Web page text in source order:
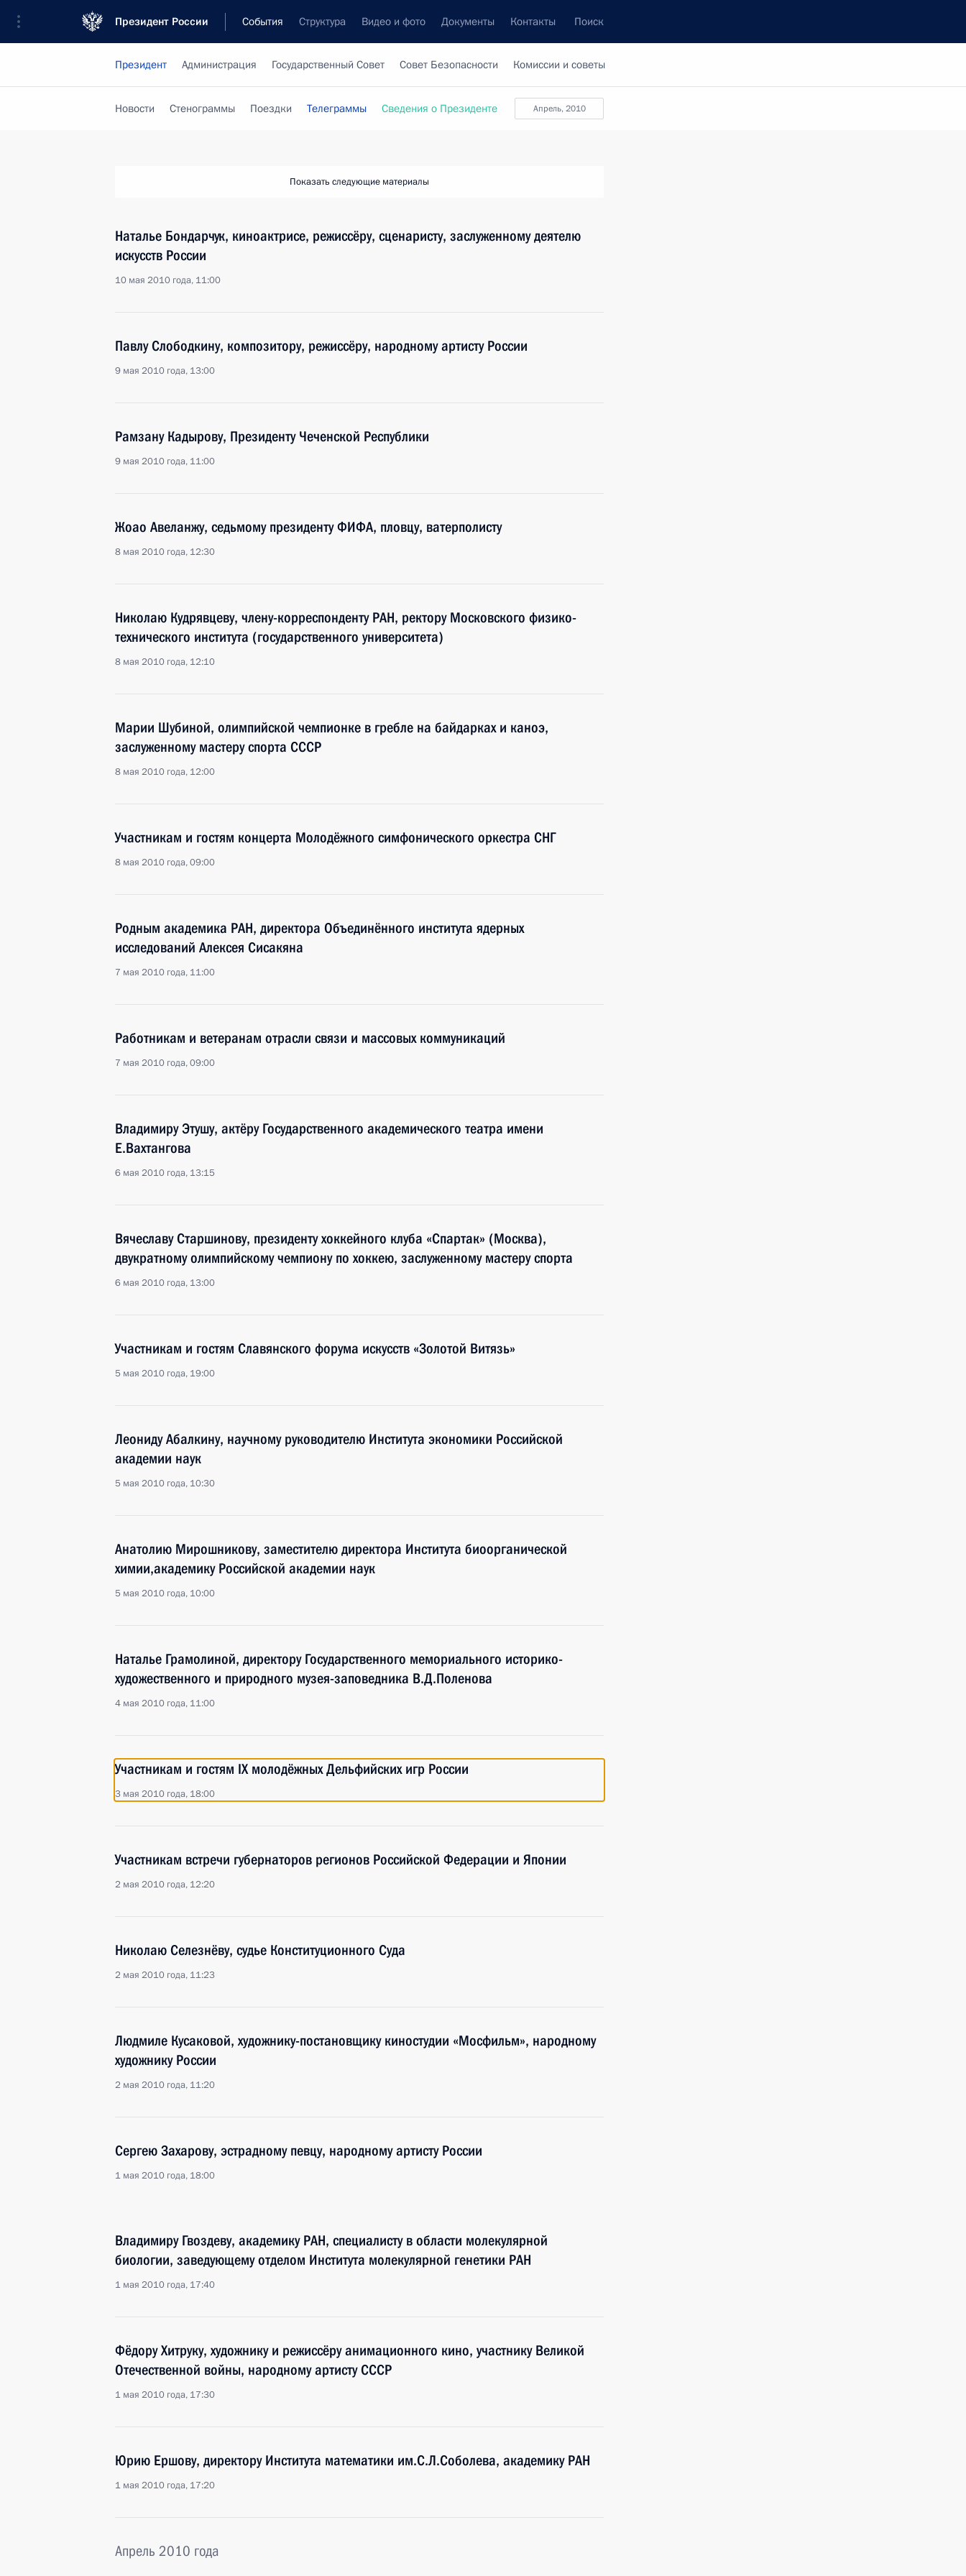
Президент России События Структура Видео и фото Документы Контакты Поиск
Президент Администрация Государственный Совет Совет Безопасности Комиссии и советы
апрель, 2010
Новости Стенограммы Поездки Телеграммы Сведения о Президенте
Показать следующие материалы
Наталье Бондарчук, киноактрисе, режиссёру, сценаристу, заслуженному деятелю
искусств России
10 мая 2010 года, 11:00
Павлу Слободкину, композитору, режиссёру, народному артисту России
9 мая 2010 года, 13:00
Рамзану Кадырову, Президенту Чеченской Республики
9 мая 2010 года, 11:00
Жоао Авеланжу, седьмому президенту ФИФА, пловцу, ватерполисту
8 мая 2010 года, 12:30
Николаю Кудрявцеву, члену-корреспонденту РАН, ректору Московского физико-
технического института (государственного университета)
8 мая 2010 года, 12:10
Марии Шубиной, олимпийской чемпионке в гребле на байдарках и каноэ,
заслуженному мастеру спорта СССР
8 мая 2010 года, 12:00
Участникам и гостям концерта Молодёжного симфонического оркестра СНГ
8 мая 2010 года, 09:00
Родным академика РАН, директора Объединённого института ядерных
исследований Алексея Сисакяна
7 мая 2010 года, 11:00
Работникам и ветеранам отрасли связи и массовых коммуникаций
7 мая 2010 года, 09:00
Владимиру Этушу, актёру Государственного академического театра имени
Е.Вахтангова
6 мая 2010 года, 13:15
Вячеславу Старшинову, президенту хоккейного клуба «Спартак» (Москва),
двукратному олимпийскому чемпиону по хоккею, заслуженному мастеру спорта
6 мая 2010 года, 13:00
Участникам и гостям Славянского форума искусств «Золотой Витязь»
5 мая 2010 года, 19:00
Леониду Абалкину, научному руководителю Института экономики Российской
академии наук
5 мая 2010 года, 10:30
Анатолию Мирошникову, заместителю директора Института биоорганической
химии,академику Российской академии наук
5 мая 2010 года, 10:00
Наталье Грамолиной, директору Государственного мемориального историко-
художественного и природного музея-заповедника В.Д.Поленова
4 мая 2010 года, 11:00
Участникам и гостям IX молодёжных Дельфийских игр России
3 мая 2010 года, 18:00
Участникам встречи губернаторов регионов Российской Федерации и Японии
2 мая 2010 года, 12:20
Николаю Селезнёву, судье Конституционного Суда
2 мая 2010 года, 11:23
Людмиле Кусаковой, художнику-постановщику киностудии «Мосфильм», народному
художнику России
2 мая 2010 года, 11:20
Сергею Захарову, эстрадному певцу, народному артисту России
1 мая 2010 года, 18:00
Владимиру Гвоздеву, академику РАН, специалисту в области молекулярной
биологии, заведующему отделом Института молекулярной генетики РАН
1 мая 2010 года, 17:40
Фёдору Хитруку, художнику и режиссёру анимационного кино, участнику Великой
Отечественной войны, народному артисту СССР
1 мая 2010 года, 17:30
Юрию Ершову, директору Института математики им.С.Л.Соболева, академику РАН
1 мая 2010 года, 17:20
Апрель 2010 года